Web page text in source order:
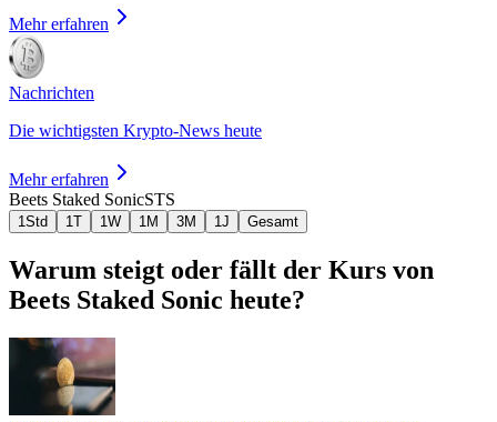
Mehr erfahren
Nachrichten
Die wichtigsten Krypto-News heute
Mehr erfahren
Beets Staked SonicSTS
1Std 1T 1W 1M 3M 1J Gesamt
Warum steigt oder fällt der Kurs von
Beets Staked Sonic heute?